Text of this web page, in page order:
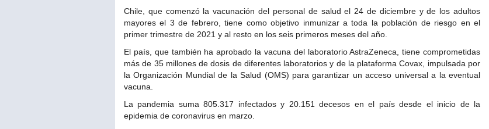
Chile, que comenzó la vacunación del personal de salud el 24 de diciembre y de los adultos
mayores el 3 de febrero, tiene como objetivo inmunizar a toda la población de riesgo en el
primer trimestre de 2021 y al resto en los seis primeros meses del año.
El país, que también ha aprobado la vacuna del laboratorio AstraZeneca, tiene comprometidas
más de 35 millones de dosis de diferentes laboratorios y de la plataforma Covax, impulsada por
la Organización Mundial de la Salud (OMS) para garantizar un acceso universal a la eventual
vacuna.
La pandemia suma 805.317 infectados y 20.151 decesos en el país desde el inicio de la
epidemia de coronavirus en marzo.